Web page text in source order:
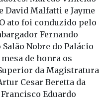
ato foi conduzido pelo
Fernando
Nobre do Palácio
de honra os
da Magistratura
Cesar Beretta da
Eduardo
Justiça), Ricardo